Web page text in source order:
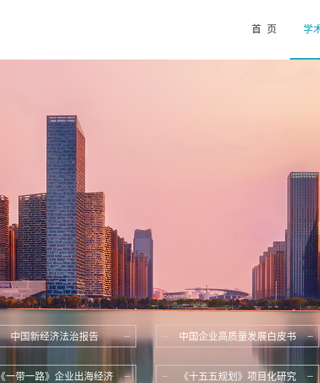
首 页 学
中国新经济法治报告 中国企业高质量发展白皮书
《一带一路》企业出海经济 《十五五规划》项目化研究